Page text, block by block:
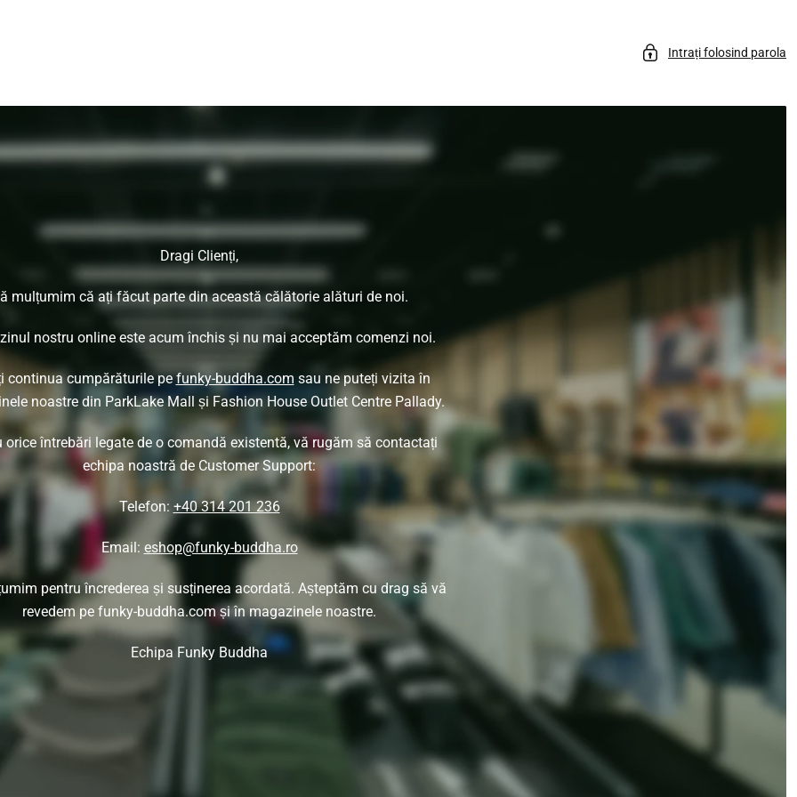
Intrați folosind parola
Dragi Clienți,
mulțumim că ați făcut parte din această călătorie alături de noi.
nostru online este acum închis și nu mai acceptăm comenzi noi.
continua cumpărăturile pefunky-buddha.com sau ne puteți vizita în
noastre din ParkLake Mall și Fashion House Outlet Centre Pallady.
orice întrebări legate de o comandă existentă, vă rugăm să contactați
echipa noastră de Customer Support:
Telefon: +40 314 201 236
Email: eshop@funky-buddha.ro
pentru încrederea și susținerea acordată. Așteptăm cu drag să vă
revedem pe funky-buddha.com și în magazinele noastre.
Echipa Funky Buddha